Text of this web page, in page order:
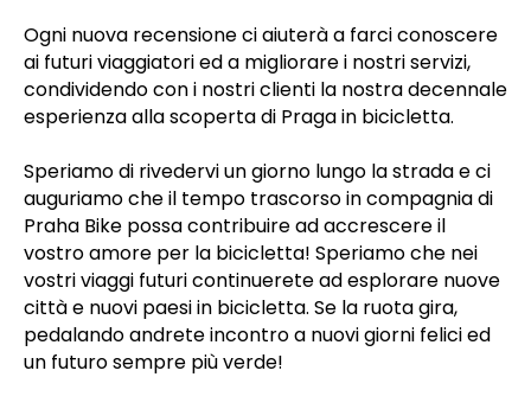
Ogni nuova recensione ci aiuterà a farci conoscere
ai futuri viaggiatori ed a migliorare i nostri servizi,
condividendo con i nostri clienti la nostra decennale
esperienza alla scoperta di Praga in bicicletta.
Speriamo di rivedervi un giorno lungo la strada e ci
auguriamo che il tempo trascorso in compagnia di
Praha Bike possa contribuire ad accrescere il
vostro amore per la bicicletta! Speriamo che nei
vostri viaggi futuri continuerete ad esplorare nuove
città e nuovi paesi in bicicletta. Se la ruota gira,
pedalando andrete incontro a nuovi giorni felici ed
un futuro sempre più verde!
Contact us
Mar 15 – Oct 15→9:00 – 18:00
Oct 16 – Mar 14 10:00 – 16:00
info@prahabike.cz
+420 732 388 880
OPEN DAILY
Bike shop and office:
Dlouhá 24, Prague 1, 110 00, CZ